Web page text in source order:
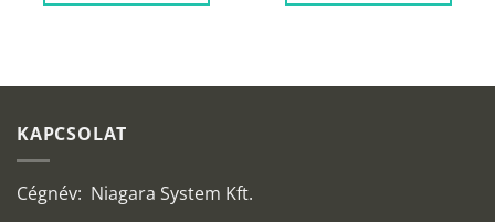
KAPCSOLAT
Cégnév: Niagara System Kft.